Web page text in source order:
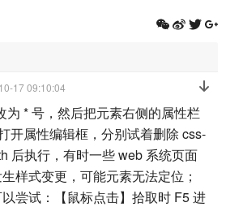
17 09:10:04
为 * 号，然后把元素右侧的属性栏
开属性编辑框，分别试着删除 css-
后执行，有时一些 web 系统页面
样式变更，可能元素无法定位；
尝试：【鼠标点击】拾取时 F5 进